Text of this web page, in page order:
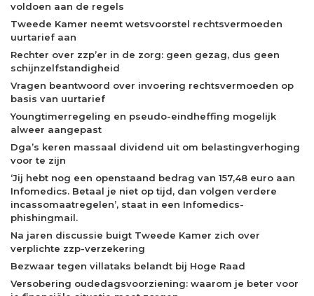
voldoen aan de regels
Tweede Kamer neemt wetsvoorstel rechtsvermoeden
uurtarief aan
Rechter over zzp’er in de zorg: geen gezag, dus geen
schijnzelfstandigheid
Vragen beantwoord over invoering rechtsvermoeden op
basis van uurtarief
Youngtimerregeling en pseudo-eindheffing mogelijk
alweer aangepast
Dga’s keren massaal dividend uit om belastingverhoging
voor te zijn
‘Jij hebt nog een openstaand bedrag van 157,48 euro aan
Infomedics. Betaal je niet op tijd, dan volgen verdere
incassomaatregelen’, staat in een Infomedics-
phishingmail.
Na jaren discussie buigt Tweede Kamer zich over
verplichte zzp-verzekering
Bezwaar tegen villataks belandt bij Hoge Raad
Versobering oudedagsvoorziening: waarom je beter voor